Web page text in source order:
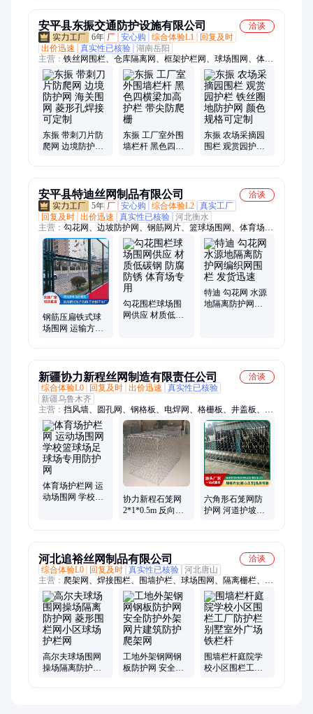
安平县东振交通防护设施有限公司
洽谈
6年 厂 安心购 综合体验L1
回复及时
出价迅速
真实性已核验 湖南岳阳
主营： 铁丝网围栏、仓库隔离网、框架护栏网、球场围网、体育
场围网、圈地防护网、绿色铁丝网、铁丝网护栏、车间护栏、圈
地围栏网、基坑护栏、双边丝护栏、球场护栏、车间围栏网、光
伏围栏、养殖铁丝网、车间围挡、施工围挡、桥梁防抛网、机器
人护栏网、水库围栏网、水渠防护网、圈地护栏网、保税区护栏
东振 带刺刀片防
爬网 边境防护网
东振 工厂室外围
墙栏杆 黑色四横
东振 农场采摘园
围栏 观赏园护栏
安平县特迪丝网制品有限公司
洽谈
5年 厂 安心购 综合体验L2 真实工厂
回复及时 出价迅速 真实性已核验 河北衡水
主营： 勾花网、边坡防护网、钢筋网片、篮球场围网、体育场围
网、防风抑尘网、光伏围栏、菱形网、护栏网、煤矿支护网、建
筑网片、钢筋焊网、矿用勾花网、包胶勾花网、双边丝护栏网、
经纬网、钢格板
钢筋压扁铁式球
场围网 运输方便
勾花围栏球场围
网供应 材质低碳
特迪 勾花网 水源
地隔离防护网编
新疆协力新程丝网制造有限责任公司
洽谈
综合体验L0
回复及时 出价迅速
真实性已核验
新疆乌鲁木齐
主营： 挡风墙、圆孔网、钢格板、电焊网、格栅板、井盖板、钢
格栅、石笼网、钢板网、格宾网、围栏网、防护网、荷兰网、防
风网、冲孔网、草原网、花纹板、牛栏网、护栏网、地沟盖板、
踏步楼梯、地漏格栅、木塑地板、围墙围栏、拼接盖板
体育场护栏网 运
动场围网 学校篮
协力新程石笼网
2*1*0.5m 反向荷
六角形石笼网防
护网 河道护坡工
河北追裕丝网制品有限公司
洽谈
综合体验L0
回复及时 真实性已核验 河北唐山
主营： 爬架网、焊接围栏、围墙护栏、球场围网、隔离栅栏、安
全防护网、庭院锌钢护栏网、公路护栏网、护栏网、石笼网、防
风抑尘网、铁丝网、装配式围挡、施工围挡、边坡防护网
高尔夫球场围网
操场隔离防护网
工地外架钢网钢
板防护网 安全防
围墙栏杆庭院学
校小区围栏工厂